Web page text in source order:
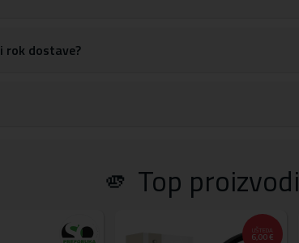
rok dostave?
🫵 Top proizvodi
UŠTEDA
6,00 €